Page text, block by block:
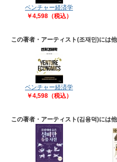
ベンチャー経済学
￥4,598（税込）
この著者・アーティスト(조재민)には
ベンチャー経済学
￥4,598（税込）
この著者・アーティスト(김용덕)には